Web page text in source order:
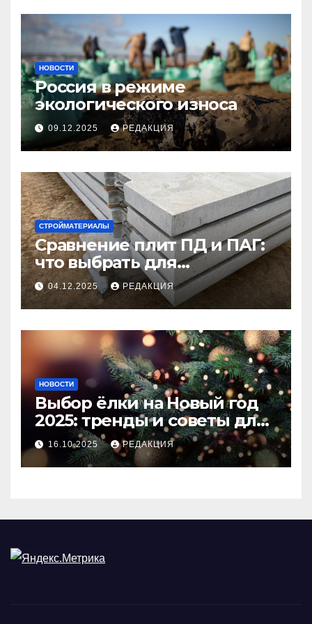
НОВОСТИ
Россия в режиме
экологического износа
09.12.2025 РЕДАКЦИЯ
СТРОЙМАТЕРИАЛЫ
Сравнение плит ПД и ПАГ:
что выбрать для
долговечного и прочного
покрытия
04.12.2025 РЕДАКЦИЯ
НОВОСТИ
Выбор ёлки на Новый год
2025: тренды и советы для
идеального праздника
16.10.2025 РЕДАКЦИЯ